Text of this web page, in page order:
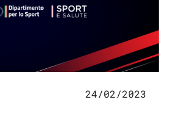
24/02/2023